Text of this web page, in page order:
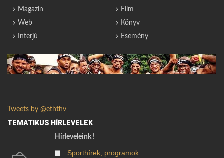
Magazin
Web
Interjú
Film
Könyv
Esemény
Tweets by @eththv
TEMATIKUS HÍRLEVELEK
Hírleveleink !
Sporthírek, programok